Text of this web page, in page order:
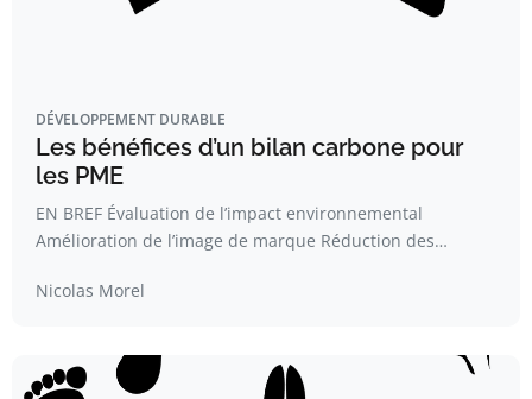
DÉVELOPPEMENT DURABLE
Les bénéfices d’un bilan carbone pour
les PME
EN BREF Évaluation de l’impact environnemental
Amélioration de l’image de marque Réduction des…
Nicolas Morel